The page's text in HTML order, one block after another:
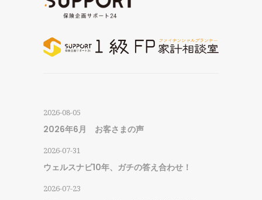
2026-08-05
2026年6月 お客さまの声
2026-07-31
ウェルスナビ10年、ガチの答え合わせ！
2026-07-23